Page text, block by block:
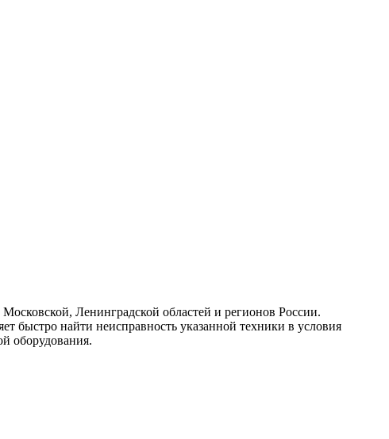
Ленинградской областей и регионов России.
быстро найти неисправность указанной техники в условия
оборудования.